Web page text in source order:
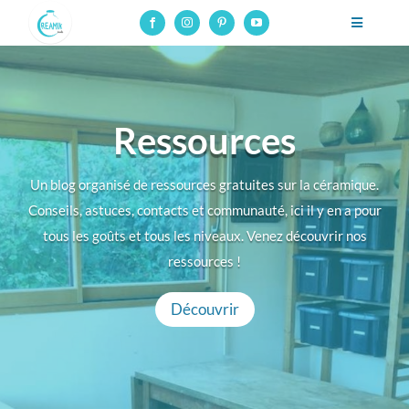
content
Toggle
Formation potier céramiste professionnel – CAP Tournage
Formation pro
Cours en ligne
Stages
Ressources
À propos
Connexion aux cours en ligne
Ressources
Un blog organisé de ressources gratuites sur la céramique.
Conseils, astuces, contacts et communauté, ici il y en a pour
tous les goûts et tous les niveaux. Venez découvrir nos
ressources !
Découvrir